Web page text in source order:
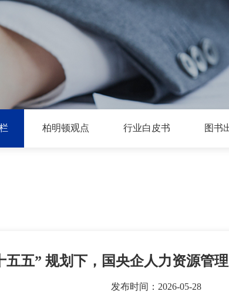
柏明顿观点 行业白皮书 图书
五五” 规划下，国央企人力资源管
发布时间：2026-05-28